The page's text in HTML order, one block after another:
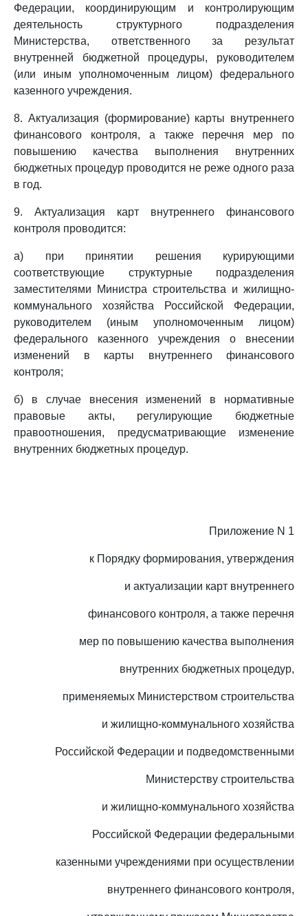
Федерации, координирующим и контролирующим
деятельность структурного подразделения
Министерства, ответственного за результат
внутренней бюджетной процедуры, руководителем
(или иным уполномоченным лицом) федерального
казенного учреждения.
8. Актуализация (формирование) карты внутреннего
финансового контроля, а также перечня мер по
повышению качества выполнения внутренних
бюджетных процедур проводится не реже одного раза
в год.
9. Актуализация карт внутреннего финансового
контроля проводится:
а) при принятии решения курирующими
соответствующие структурные подразделения
заместителями Министра строительства и жилищно-
коммунального хозяйства Российской Федерации,
руководителем (иным уполномоченным лицом)
федерального казенного учреждения о внесении
изменений в карты внутреннего финансового
контроля;
б) в случае внесения изменений в нормативные
правовые акты, регулирующие бюджетные
правоотношения, предусматривающие изменение
внутренних бюджетных процедур.
Приложение N 1
к Порядку формирования, утверждения
и актуализации карт внутреннего
финансового контроля, а также перечня
мер по повышению качества выполнения
внутренних бюджетных процедур,
применяемых Министерством строительства
и жилищно-коммунального хозяйства
Российской Федерации и подведомственными
Министерству строительства
и жилищно-коммунального хозяйства
Российской Федерации федеральными
казенными учреждениями при осуществлении
внутреннего финансового контроля,